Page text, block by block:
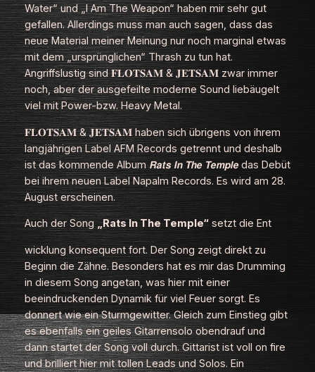
Water“ und „I Am The Weapon“ haben mir sehr gut
gefallen. Allerdings muss man auch sagen, dass das
neue Material meiner Meinung nur noch marginal etwas
mit dem „ursprünglichen“ Thrash zu tun hat.
Angriffslustig sind 𝐅𝐋𝐎𝐓𝐒𝐀𝐌 & 𝐉𝐄𝐓𝐒𝐀𝐌 zwar immer
noch, aber der ausgefeilte moderne Sound liebäugelt
viel mit Power-bzw. Heavy Metal.
𝐅𝐋𝐎𝐓𝐒𝐀𝐌 & 𝐉𝐄𝐓𝐒𝐀𝐌 haben sich übrigens von ihrem
langjährigen Label AFM Records getrennt und deshalb
ist das kommende Album 𝙍𝙖𝙩𝙨 𝙄𝙣 𝙏𝙝𝙚 𝙏𝙚𝙢𝙥𝙡𝙚 das Debüt
bei ihrem neuen Label Napalm Records. Es wird am 28.
August erscheinen.
Auch der Song„Rats In The Temple“setzt die Ent
wicklung konsequent fort. Der Song zeigt direkt zu
Beginn die Zähne. Besonders hat es mir das Drumming
in diesem Song angetan, was hier mit einer
beeindruckenden Dynamik für viel Feuer sorgt. Es
donnert wie ein Sturmgewitter. Gleich zum Einstieg gibt
es ebenfalls ein geiles Gitarrensolo obendrauf und
dann startet der Song voll durch. Gittarist ist voll on fire
und brilliert hier mit tollen Leads und Solos. Ein